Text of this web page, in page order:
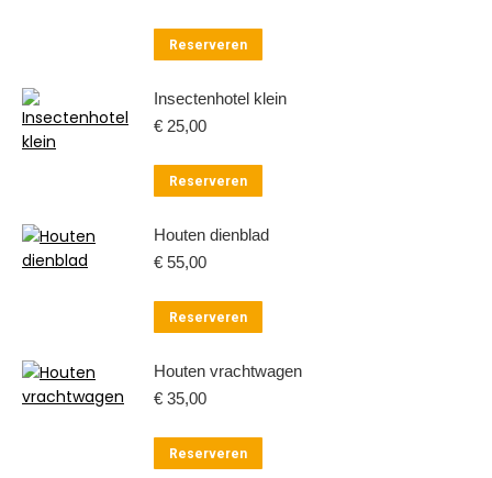
Reserveren
Insectenhotel klein
€ 25,00
Reserveren
Houten dienblad
€ 55,00
Reserveren
Houten vrachtwagen
€ 35,00
Reserveren